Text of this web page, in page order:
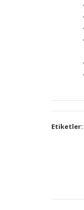
Etiketler: